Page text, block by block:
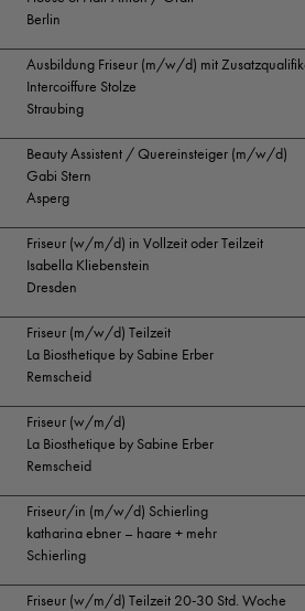
Berlin
Ausbildung Friseur (m/w/d) mit
Intercoiffure Stolze
Straubing
Beauty Assistent / Quereinsteiger (m/w/d)
Gabi Stern
Asperg
Friseur (w/m/d) in Vollzeit oder Teilzeit
Isabella Kliebenstein
Dresden
Friseur (m/w/d) Teilzeit
La Biosthetique by Sabine Erber
Remscheid
Friseur (w/m/d)
La Biosthetique by Sabine Erber
Remscheid
Friseur/in (m/w/d) Schierling
katharina ebner – haare + mehr
Schierling
Friseur (w/m/d) Teilzeit 20-30 Std. Woche